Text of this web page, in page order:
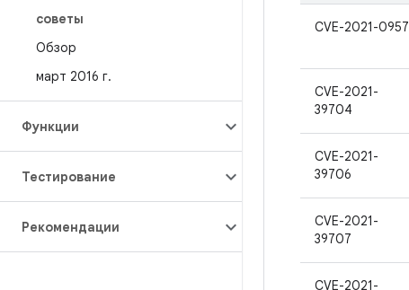
советы
Обзор
март 2016 г.
Функции
Тестирование
Рекомендации
CVE-2021-0957
CVE-2021-
39704
CVE-2021-
39706
CVE-2021-
39707
CVE-2021-